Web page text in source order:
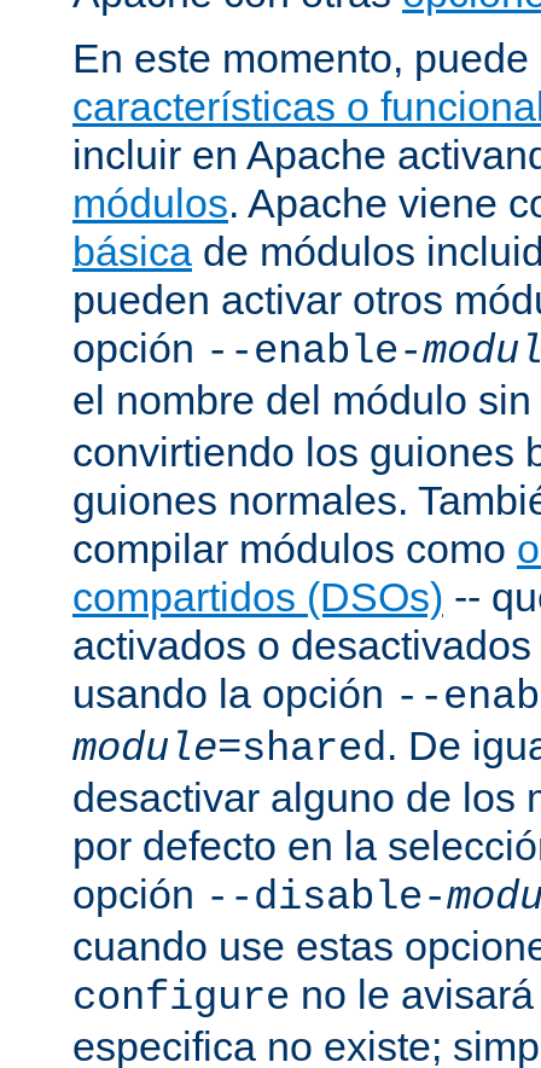
En este momento,
características o
incluir en Apache
módulos. Apache viene
básica de módulos
pueden activar otros
opción --enable-
el nombre del módulo
convirtiendo los guiones
guiones normales.
compilar módulos como
compartidos (DSOs) --
activados o
usando la opción --
module=shared. De
desactivar alguno de los
por defecto en la
opción --disable-
cuando use estas
configure no le
especifica no existe;